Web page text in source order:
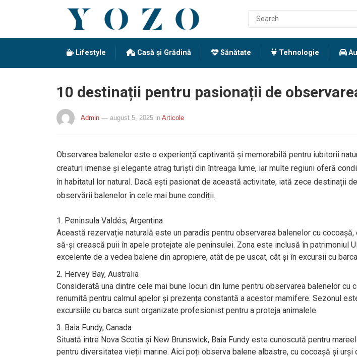
Lifestyle Casă și Grădină Sănătate Tehnologie
10 destinații pentru pasionații de
Admin — august 5, 2025 in Articole
Observarea balenelor este o experiență captivantă și memorabilă pentru iubitorii
creaturi imense și elegante atrag turiști din întreaga lume, iar multe regiuni oferă
în habitatul lor natural. Dacă ești pasionat de această activitate, iată zece destinații
observării balenelor în cele mai bune condiții.
Peninsula Valdés, Argentina
Această rezervație naturală este un paradis pentru observarea balenelor cu
să-și crească puii în apele protejate ale peninsulei. Zona este inclusă în patrimoniul
excelente de a vedea balene din apropiere, atât de pe uscat, cât și în excursii cu
Hervey Bay, Australia
Considerată una dintre cele mai bune locuri din lume pentru observarea balenelor cu
renumită pentru calmul apelor și prezența constantă a acestor mamifere. Sezonul
excursiile cu barca sunt organizate profesionist pentru a proteja animalele.
Baia Fundy, Canada
Situată între Nova Scotia și New Brunswick, Baia Fundy este cunoscută pentru
pentru diversitatea vieții marine. Aici poți observa balene albastre, cu cocoașă și urși